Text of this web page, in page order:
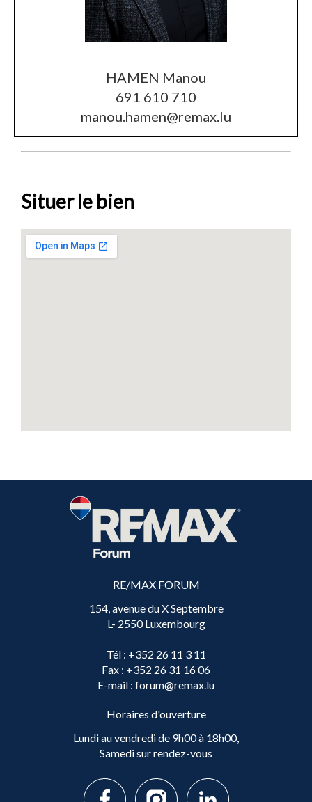
HAMEN Manou
691 610 710
manou.hamen@remax.lu
Situer le bien
RE/MAX FORUM
154, avenue du X Septembre
L- 2550 Luxembourg
Tél: +352 26 11 3 11
Fax : +352 26 31 16 06
E-mail : forum@remax.lu
Horaires d'ouverture
Lundi au vendredi de 9h00 à 18h00,
Samedi sur rendez-vous